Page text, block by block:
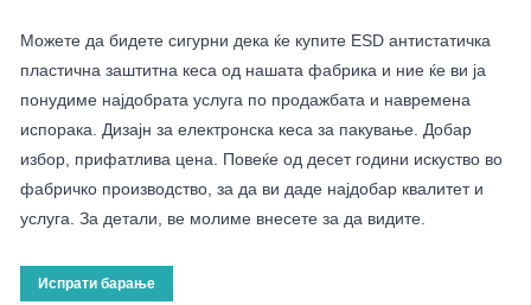
Можете да бидете сигурни дека ќе купите ESD антистатичка
пластична заштитна кеса од нашата фабрика и ние ќе ви ја
понудиме најдобрата услуга по продажбата и навремена
испорака. Дизајн за електронска кеса за пакување. Добар
избор, прифатлива цена. Повеќе од десет години искуство во
фабричко производство, за да ви даде најдобар квалитет и
услуга. За детали, ве молиме внесете за да видите.
Испрати барање